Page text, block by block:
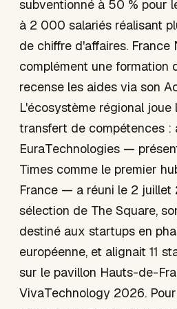
subventionné à 50 % pour
à 2 000 salariés réalisant
de chiffre d'affaires. France
complément une formation
recense les aides via son
L'écosystème régional joue
transfert de compétences :
EuraTechnologies —
Times comme le premier
France — a réuni le 2
sélection de The Square,
destiné aux startups en
européenne, et alignait 11
sur le pavillon Hauts-de-
VivaTechnology 2026.